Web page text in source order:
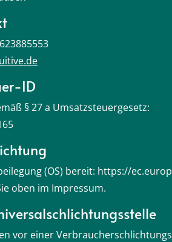
ID
§ 27 a Umsatzsteuergesetz:
(OS) bereit: https://
oben im Impressum.
vor einer